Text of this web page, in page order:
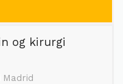
og kirurgi